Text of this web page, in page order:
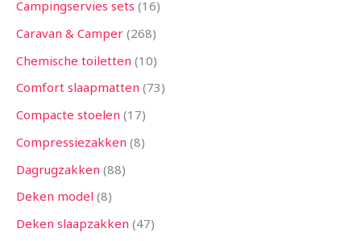
Campingservies sets 16
Caravan & Camper 268
Chemische toiletten 10
Comfort slaapmatten 73
Compacte stoelen 17
Compressiezakken 8
Dagrugzakken 88
Deken model 8
Deken slaapzakken 47